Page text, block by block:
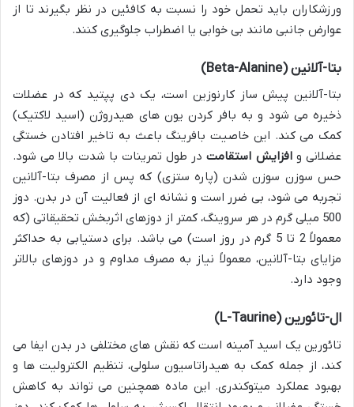
ورزشکاران باید تحمل خود را نسبت به کافئین در نظر بگیرند تا از
عوارض جانبی مانند بی خوابی یا اضطراب جلوگیری کنند.
بتا-آلانین (Beta-Alanine)
بتا-آلانین پیش ساز کارنوزین است، یک دی پپتید که در عضلات
ذخیره می شود و به بافر کردن یون های هیدروژن (اسید لاکتیک)
کمک می کند. این خاصیت بافرینگ باعث به تاخیر افتادن خستگی
عضلانی وافزایش استقامتدر طول تمرینات با شدت بالا می شود.
حس سوزن سوزن شدن (پاره ستزی) که پس از مصرف بتا-آلانین
تجربه می شود، بی ضرر است و نشانه ای از فعالیت آن در بدن. دوز
500 میلی گرم در هر سروینگ، کمتر از دوزهای اثربخش تحقیقاتی (که
معمولاً 2 تا 5 گرم در روز است) می باشد. برای دستیابی به حداکثر
مزایای بتا-آلانین، معمولاً نیاز به مصرف مداوم و در دوزهای بالاتر
وجود دارد.
ال-تائورین (L-Taurine)
تائورین یک اسید آمینه است که نقش های مختلفی در بدن ایفا می
کند، از جمله کمک به هیدراتاسیون سلولی، تنظیم الکترولیت ها و
بهبود عملکرد میتوکندری. این ماده همچنین می تواند به کاهش